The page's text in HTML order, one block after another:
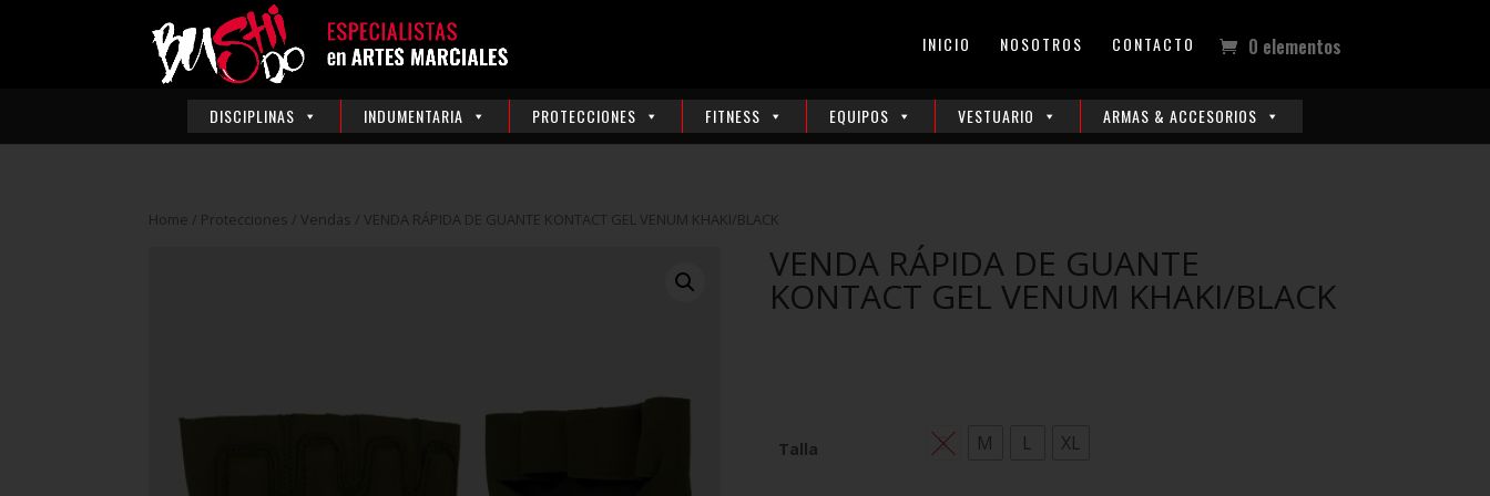
INICIO NOSOTROS CONTACTO 0 elementos
DISCIPLINAS INDUMENTARIA PROTECCIONES FITNESS EQUIPOS VESTUARIO ARMAS & ACCESORIOS
Home / Protecciones / Vendas / VENDA RÁPIDA DE GUANTE KONTACT GEL VENUM KHAKI/BLACK
VENDA RÁPIDA DE GUANTE
KONTACT GEL VENUM KHAKI/BLACK
Talla S M L XL